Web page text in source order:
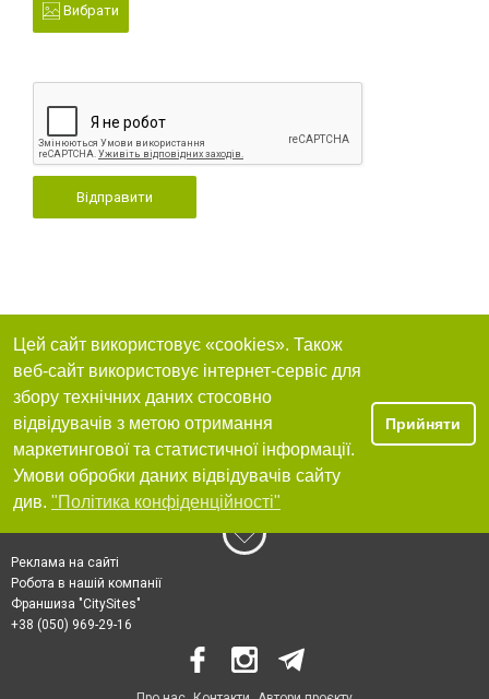
Вибрати
Відправити
Цей сайт використовує «cookies». Також
веб-сайт використовує інтернет-сервіс для
збору технічних даних стосовно
відвідувачів з метою отримання
маркетингової та статистичної інформації.
Умови обробки даних відвідувачів сайту
див. "Політика конфіденційності"
Прийняти
Реклама на сайті
Робота в нашій компанії
Франшиза "CitySites"
+38 (050) 969-29-16